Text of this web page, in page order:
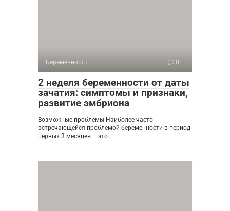
Беременность 0
2 неделя беременности от даты
зачатия: симптомы и признаки,
развитие эмбриона
Возможные проблемы Наиболее часто
встречающейся проблемой беременности в период
первых 3 месяцев – это